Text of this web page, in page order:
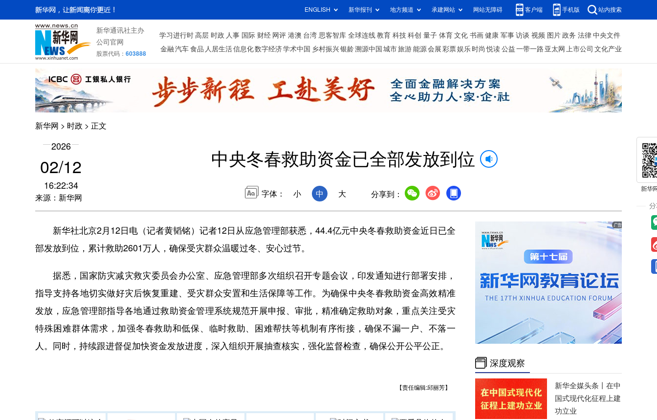
ENGLISH 新华报刊 地方频道 承建网站 网站无障碍 客户端 手机版 站内搜索
新华通讯社主办
公司官网
股票代码： 603888
学习进行时 高层 时政 人事 国际 财经 网评 港澳 台湾 思客智库 全球连线 教育 科技 科创 量子 体育 文化 书画 健康 军事 访谈 视频 图片 政务 法律 中央文件
金融 汽车 食品 人居生活信息化数字经济学术中国 乡村振兴银龄溯源中国 城市旅游 能源 会展 彩票娱乐 时尚 悦读 公益 一带一路 亚太网 上市公司 文化产业
新华网 > 时政 > 正文
2026
02/12
16:22:34
来源：新华网
中央冬春救助资金已全部发放到位
字体： 小 中 大 分享到：
新华社北京2月12日电（记者黄韬铭）记者12日从应急管理部获悉，44.4亿元中央冬春救助资金近日已全
部发放到位，累计救助2601万人，确保受灾群众温暖过冬、安心过节。
据悉，国家防灾减灾救灾委员会办公室、应急管理部多次组织召开专题会议，印发通知进行部署安排，
指导支持各地切实做好灾后恢复重建、受灾群众安置和生活保障等工作。为确保中央冬春救助资金高效精准
发放，应急管理部指导各地通过救助资金管理系统规范开展申报、审批，精准确定救助对象，重点关注受灾
特殊困难群体需求，加强冬春救助和低保、临时救助、困难帮扶等机制有序衔接，确保不漏一户、不落一
人。同时，持续跟进督促加快资金发放进度，深入组织开展抽查核实，强化监督检查，确保公开公平公正。
【责任编辑:邱丽芳】
深度观察
新华全媒头条丨 在中
国式现代化征程上建
功立业